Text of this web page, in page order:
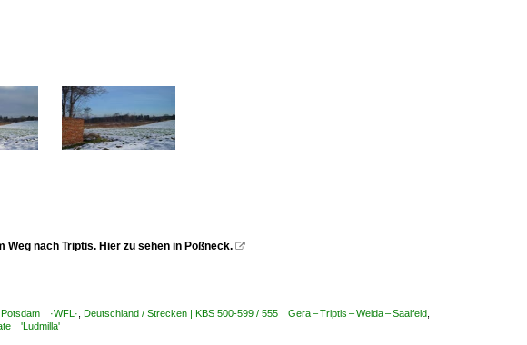
Weg nach Triptis. Hier zu sehen in Pößneck. 
·WFL· Deutschland / Strecken | KBS 500-599 / 555 Gera – Triptis – Weida – Saalfeld
'Ludmilla'